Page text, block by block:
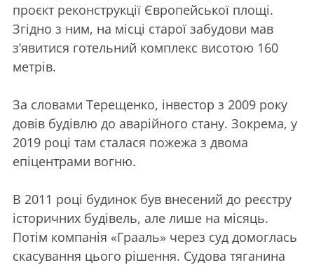
проєкт реконструкції Європейської площі.
Згідно з ним, на місці старої забудови мав
з’явитися готельний комплекс висотою 160
метрів.
За словами Терещенко, інвестор з 2009 року
довів будівлю до аварійного стану. Зокрема, у
2019 році там сталася пожежа з двома
епіцентрами вогню.
В 2011 році будинок був внесений до реєстру
історичних будівель, але лише на місяць.
Потім компанія «Грааль» через суд домоглась
скасування цього рішення. Судова тяганина